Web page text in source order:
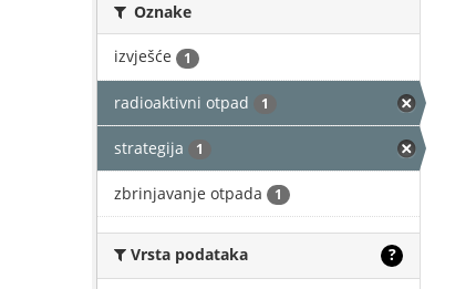
Oznake
izvješće 1
radioaktivni otpad 1
strategija 1
zbrinjavanje otpada 1
Vrsta podataka ?